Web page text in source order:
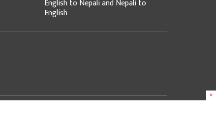
English to Nepali and Nepali to
English
×